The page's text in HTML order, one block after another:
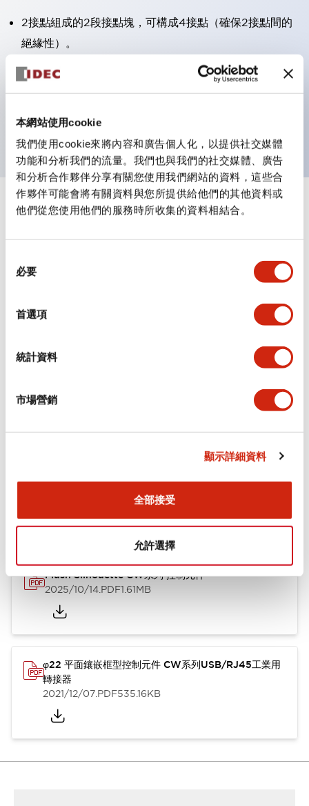
本網站使用cookie
我們使用cookie來將內容和廣告個人化，以提供社交媒體
功能和分析我們的流量。我們也與我們的社交媒體、廣告
和分析合作夥伴分享有關您使用我們網站的資料，這些合
作夥伴可能會將有關資料與您所提供給他們的其他資料或
他們從您使用他們的服務時所收集的資料相結合。
必要
首選項
統計資料
市場營銷
顯示詳細資料
全部接受
允許選擇
2接點組成的2段接點塊，可構成4接點（確保2接點間的
絕緣性）。
面板深度39.9mm（※11段接點塊）、59.9mm（※22段
接點塊）。可實現省空間設計。
防護結構
規格
審美規範
環境規範
功能規格
機械規格
型錄和宣傳手冊 CAD檔 認證與標準
Flush Silhouette CW系列 控制元件
2025/10/14.PDF1.61MB
φ22 平面鑲嵌框型控制元件 CW系列USB/RJ45工業用
轉接器
2021/12/07.PDF535.16KB